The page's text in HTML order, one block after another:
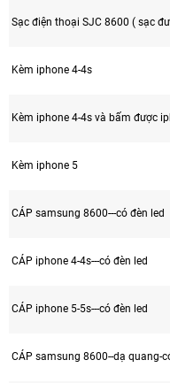
Sạc điện thoại SJC 8600 ( sạc
Kèm iphone 4-4s
Kèm iphone 4-4s và bấm được
Kèm iphone 5
CÁP samsung 8600---có đèn led
CÁP iphone 4-4s---có đèn led
CÁP iphone 5-5s---có đèn led
CÁP samsung 8600--dạ quang-